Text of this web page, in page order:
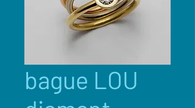
bague LOU